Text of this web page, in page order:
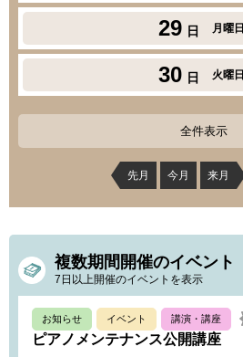
29 日 月曜日
30 日 火曜日
全件表示
先月 今月 来月
複数期間開催のイベント
7日以上開催のイベントを表示
お知らせ イベント 講演・講座
ピアノメンテナンス公開講座